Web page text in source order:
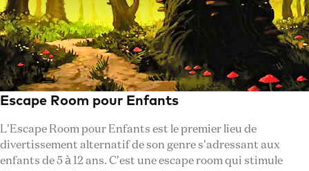
Escape Room pour Enfants
L’Escape Room pour Enfants est le premier lieu de
divertissement alternatif de son genre s’adressant aux
enfants de 5 à 12 ans. C’est une escape room qui stimule